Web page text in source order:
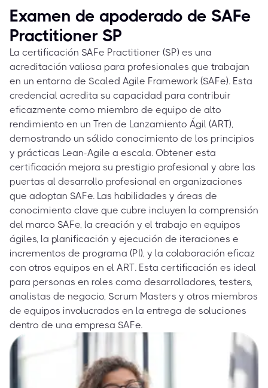
Examen de apoderado de SAFe
Practitioner SP
La certificación SAFe Practitioner (SP) es una
acreditación valiosa para profesionales que trabajan
en un entorno de Scaled Agile Framework (SAFe). Esta
credencial acredita su capacidad para contribuir
eficazmente como miembro de equipo de alto
rendimiento en un Tren de Lanzamiento Ágil (ART),
demostrando un sólido conocimiento de los principios
y prácticas Lean-Agile a escala. Obtener esta
certificación mejora su prestigio profesional y abre las
puertas al desarrollo profesional en organizaciones
que adoptan SAFe. Las habilidades y áreas de
conocimiento clave que cubre incluyen la comprensión
del marco SAFe, la creación y el trabajo en equipos
ágiles, la planificación y ejecución de iteraciones e
incrementos de programa (PI), y la colaboración eficaz
con otros equipos en el ART. Esta certificación es ideal
para personas en roles como desarrolladores, testers,
analistas de negocio, Scrum Masters y otros miembros
de equipos involucrados en la entrega de soluciones
dentro de una empresa SAFe.